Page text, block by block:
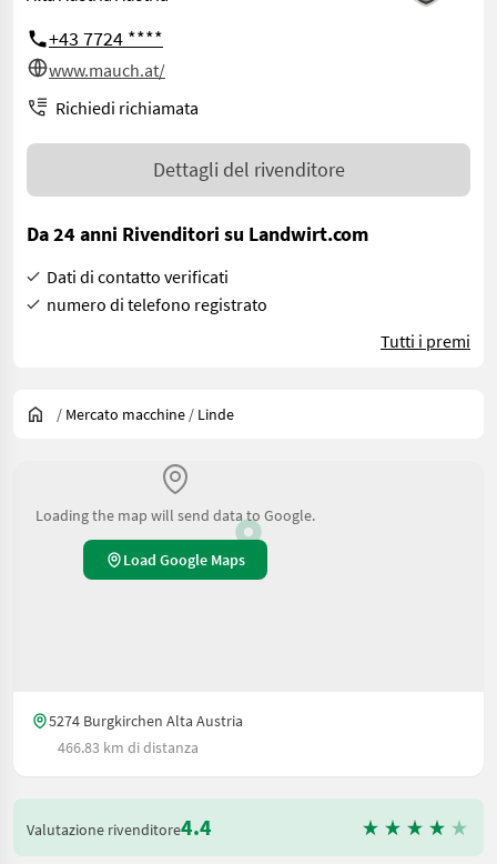
+43 7724 ****
www.mauch.at/
Richiedi richiamata
Dettagli del rivenditore
Da 24 anni Rivenditori su Landwirt.com
Dati di contatto verificati
numero di telefono registrato
Tutti i premi
/ Mercato macchine / Linde
Loading the map will send data to Google.
Load Google Maps
5274 Burgkirchen Alta Austria
466.83 km di distanza
Valutazione rivenditore4.4